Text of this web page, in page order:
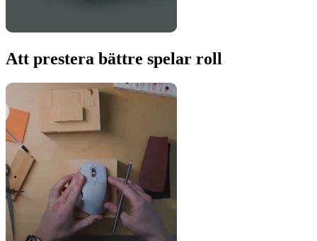
Att prestera bättre spelar roll